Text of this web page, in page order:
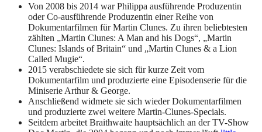
Von 2008 bis 2014 war Philippa ausführende Produzentin
oder Co-ausführende Produzentin einer Reihe von
Dokumentarfilmen für Martin Clunes. Zu ihren beliebtesten
zählten „Martin Clunes: A Man and his Dogs“, „Martin
Clunes: Islands of Britain“ und „Martin Clunes & a Lion
Called Mugie“.
2015 verabschiedete sie sich für kurze Zeit vom
Dokumentarfilm und produzierte eine Episodenserie für die
Miniserie Arthur & George.
Anschließend widmete sie sich wieder Dokumentarfilmen
und produzierte zwei weitere Martin-Clunes-Specials.
Seitdem arbeitet Braithwaite hauptsächlich an der TV-Show